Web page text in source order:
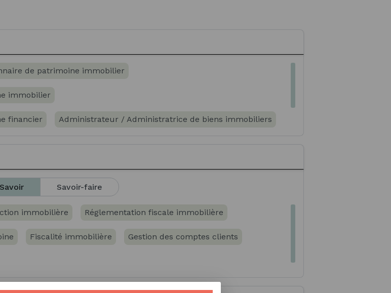
de patrimoine immobilier
immobilier
financier Administrateur / Administratrice de biens immobiliers
Savoir Savoir-faire
immobilière Réglementation fiscale immobilière
Fiscalité immobilière Gestion des comptes clients